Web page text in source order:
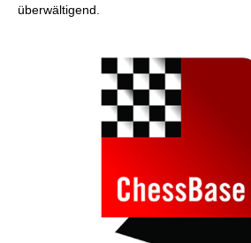
überwältigend.